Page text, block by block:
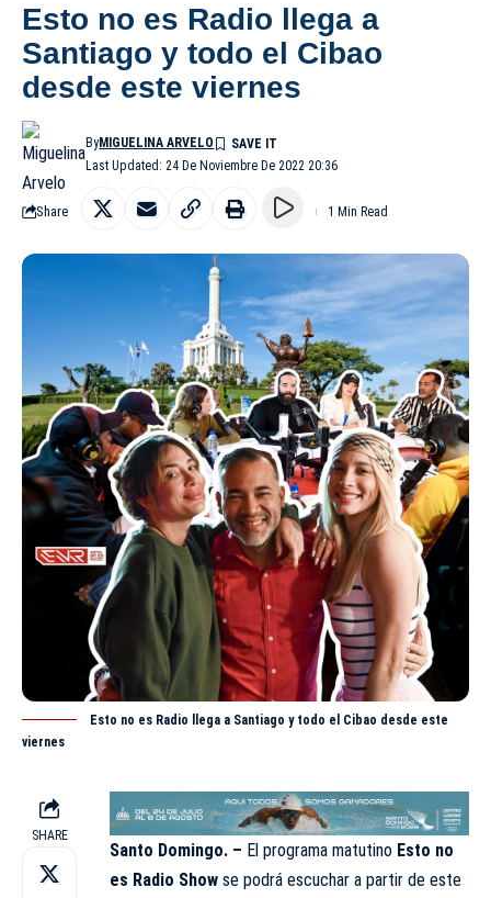
Esto no es Radio llega a
Santiago y todo el Cibao
desde este viernes
Last Updated: 24 De Noviembre De 2022 20:36
ByMIGUELINA ARVELO
Share 1 Min Read
Esto no es Radio llega a Santiago y todo el Cibao desde este
viernes
SHARE
Santo Domingo. – El programa matutino Esto no
es Radio Show se podrá escuchar a partir de este